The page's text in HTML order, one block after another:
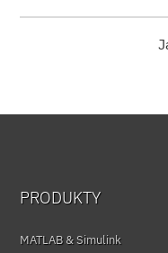
PRODUKTY
MATLAB & Simulink